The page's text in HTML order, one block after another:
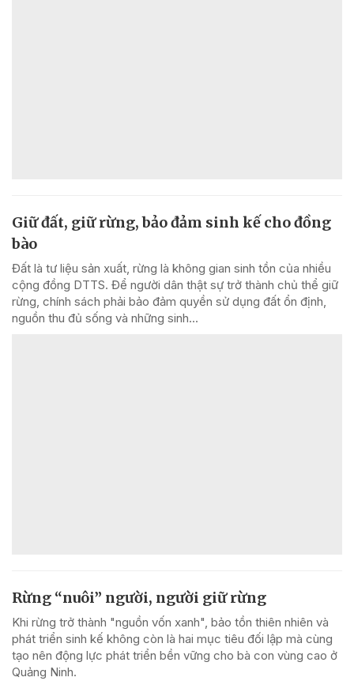
Giữ đất, giữ rừng, bảo đảm sinh kế cho đồng
bào
Đất là tư liệu sản xuất, rừng là không gian sinh tồn của nhiều
cộng đồng DTTS. Để người dân thật sự trở thành chủ thể giữ
rừng, chính sách phải bảo đảm quyền sử dụng đất ổn định,
nguồn thu đủ sống và những sinh...
Rừng “nuôi” người, người giữ rừng
Khi rừng trở thành "nguồn vốn xanh", bảo tồn thiên nhiên và
phát triển sinh kế không còn là hai mục tiêu đối lập mà cùng
tạo nên động lực phát triển bền vững cho bà con vùng cao ở
Quảng Ninh.